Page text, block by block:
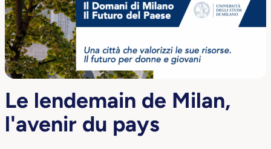
Le lendemain de Milan,
l'avenir du pays